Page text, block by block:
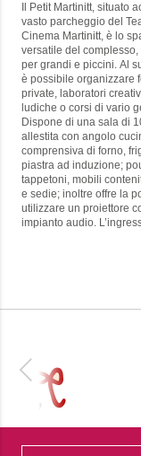
Il Petit Martinitt, situato
vasto parcheggio del
Cinema Martinitt, è lo
versatile del complesso,
per grandi e piccini. Al
è possibile organizzare
private, laboratori
ludiche o corsi di vario
Dispone di una sala di
allestita con angolo
comprensiva di forno,
piastra ad induzione;
tappetoni, mobili
e sedie; inoltre offre la
utilizzare un proiettore
impianto audio.
separato dalla sala,
panche ed accessori per
propri oggetti
presenti servizi igienici
accessibili ed un
piccolissimi. Un vero e
luogo sociale e